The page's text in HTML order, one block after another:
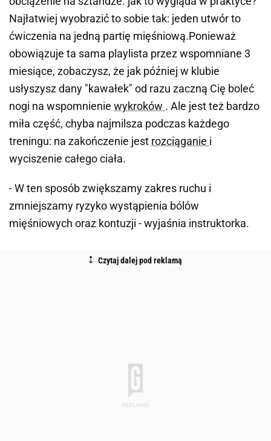
Najłatwiej wyobrazić to sobie tak: jeden utwór to
ćwiczenia na jedną partię mięśniową.Ponieważ
obowiązuje ta sama playlista przez wspomniane 3
miesiące, zobaczysz, że jak później w klubie
usłyszysz dany "kawałek" od razu zaczną Cię boleć
nogi na wspomnienie wykroków . Ale jest też bardzo
miła część, chyba najmilsza podczas każdego
treningu: na zakończenie jest rozciąganie i
wyciszenie całego ciała.
- W ten sposób zwiększamy zakres ruchu i
zmniejszamy ryzyko wystąpienia bólów
mięśniowych oraz kontuzji - wyjaśnia instruktorka.